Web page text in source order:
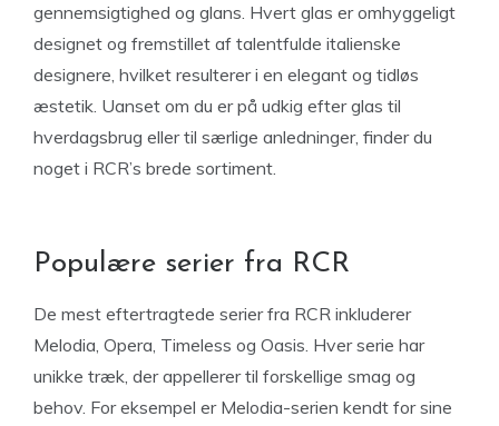
gennemsigtighed og glans. Hvert glas er omhyggeligt
designet og fremstillet af talentfulde italienske
designere, hvilket resulterer i en elegant og tidløs
æstetik. Uanset om du er på udkig efter glas til
hverdagsbrug eller til særlige anledninger, finder du
noget i RCR’s brede sortiment.
Populære serier fra RCR
De mest eftertragtede serier fra RCR inkluderer
Melodia, Opera, Timeless og Oasis. Hver serie har
unikke træk, der appellerer til forskellige smag og
behov. For eksempel er Melodia-serien kendt for sine